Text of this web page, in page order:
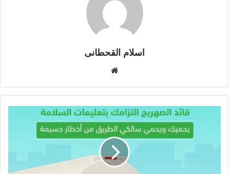
اسلام القحطانى
ق
ع
ا
ل
و
ي
ب